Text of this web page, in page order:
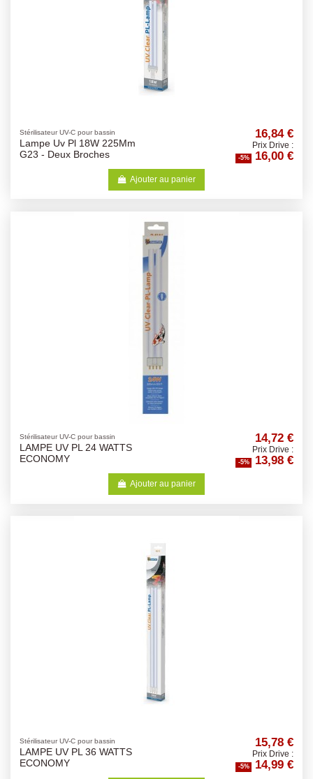
Stérilisateur UV-C pour bassin
Lampe Uv Pl 18W 225Mm
G23 - Deux Broches
16,84 €
Prix Drive :
-5% 16,00 €
Ajouter au panier
Stérilisateur UV-C pour bassin
LAMPE UV PL 24 WATTS
ECONOMY
14,72 €
Prix Drive :
-5% 13,98 €
Ajouter au panier
Stérilisateur UV-C pour bassin
LAMPE UV PL 36 WATTS
ECONOMY
15,78 €
Prix Drive :
-5% 14,99 €